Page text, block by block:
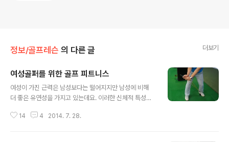
정보/골프레슨 의 다른 글 더보기
여성골퍼를 위한 골프 피트니스
여성이 가진 근력은 남성보다는 떨어지지만 남성에 비해
더 좋은 유연성을 가지고 있는데요. 이러한 신체적 특성을
물론 유연성만으로는 안되는데요. 골프스윙을 하면서 자신
14 4 2014. 7. 28.